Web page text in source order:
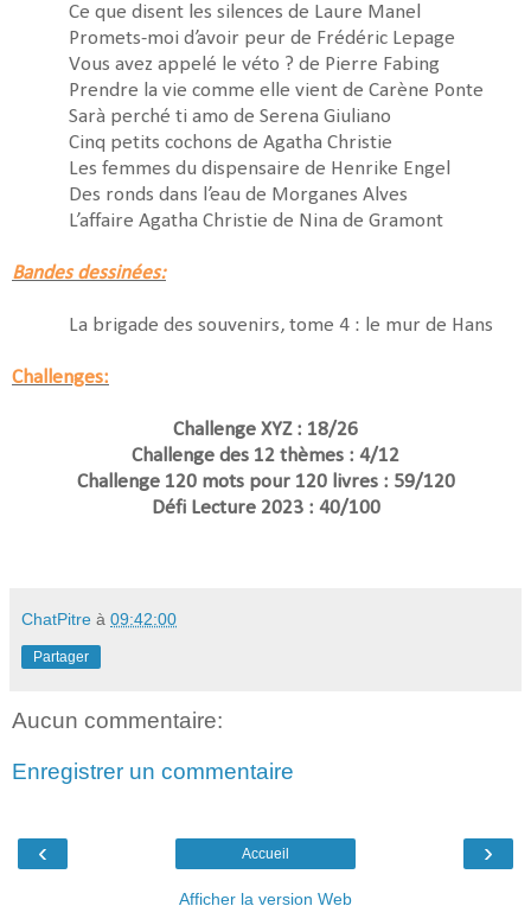
Ce que disent les silences de Laure Manel
Promets-moi d’avoir peur de Frédéric Lepage
Vous avez appelé le véto ? de Pierre Fabing
Prendre la vie comme elle vient de Carène Ponte
Sarà perché ti amo de Serena Giuliano
Cinq petits cochons de Agatha Christie
Les femmes du dispensaire de Henrike Engel
Des ronds dans l’eau de Morganes Alves
L’affaire Agatha Christie de Nina de Gramont
Bandes dessinées:
La brigade des souvenirs, tome 4 : le mur de Hans
Challenges:
Challenge XYZ : 18/26
Challenge des 12 thèmes : 4/12
Challenge 120 mots pour 120 livres : 59/120
Défi Lecture 2023 : 40/100
ChatPitre à 09:42:00
Partager
Aucun commentaire:
Enregistrer un commentaire
‹ ›
Accueil
Afficher la version Web